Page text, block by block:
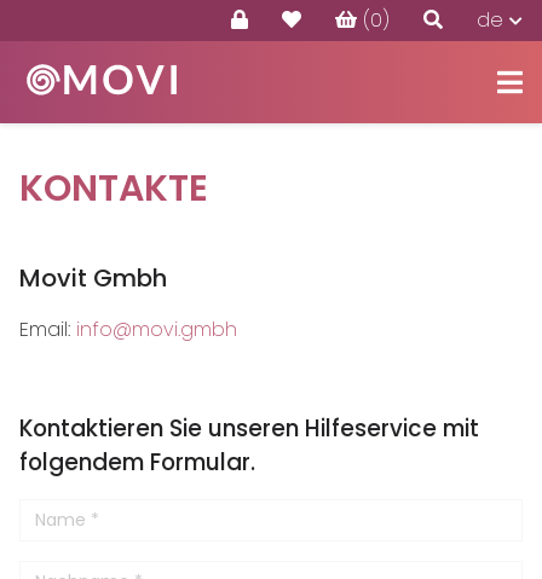
(0) de
Produkte
Kontakte
KONTAKTE
Movit Gmbh
Email: info@movi.gmbh
Kontaktieren Sie unseren Hilfeservice mit
folgendem Formular.